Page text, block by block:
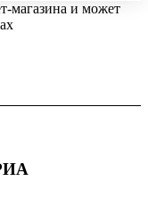
магазина и может